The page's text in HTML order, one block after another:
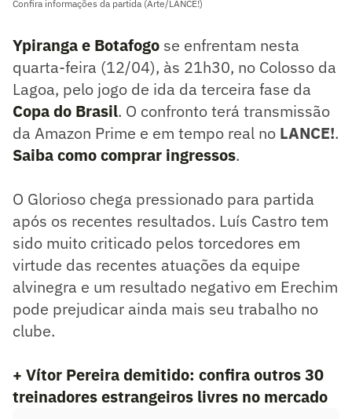
Confira informações da partida (Arte/LANCE!)
Ypiranga e Botafogo se enfrentam nesta
quarta-feira (12/04), às 21h30, no Colosso da
Lagoa, pelo jogo de ida da terceira fase da
Copa do Brasil. O confronto terá transmissão
da Amazon Prime e em tempo real no LANCE!.
Saiba como comprar ingressos.
O Glorioso chega pressionado para partida
após os recentes resultados. Luís Castro tem
sido muito criticado pelos torcedores em
virtude das recentes atuações da equipe
alvinegra e um resultado negativo em Erechim
pode prejudicar ainda mais seu trabalho no
clube.
+ Vítor Pereira demitido: confira outros 30
treinadores estrangeiros livres no mercado